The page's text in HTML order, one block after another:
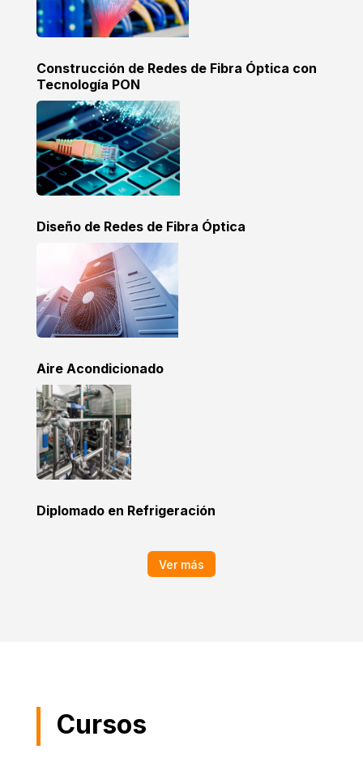
Construcción de Redes de Fibra Óptica con
Tecnología PON
Diseño de Redes de Fibra Óptica
Aire Acondicionado
Diplomado en Refrigeración
Ver más
Cursos